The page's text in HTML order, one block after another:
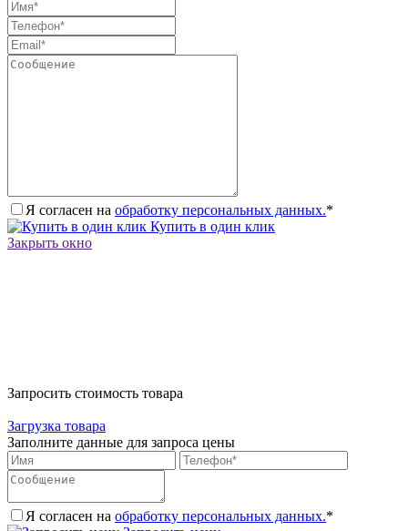
Я согласен на обработку персональных данных.*
Купить в один клик
Закрыть окно
Запросить стоимость товара
Загрузка товара
Заполните данные для запроса цены
Я согласен на обработку персональных данных.*